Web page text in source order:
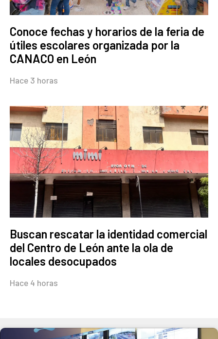
Conoce fechas y horarios de la feria de
útiles escolares organizada por la
CANACO en León
Hace 3 horas
Buscan rescatar la identidad comercial
del Centro de León ante la ola de
locales desocupados
Hace 4 horas